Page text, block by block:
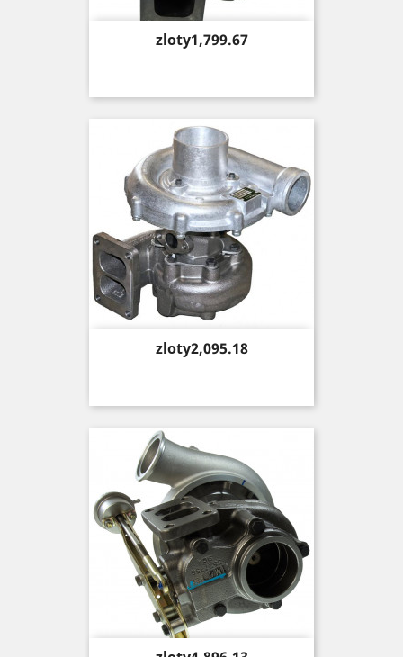
Price
zloty1,799.67
Price
zloty2,095.18